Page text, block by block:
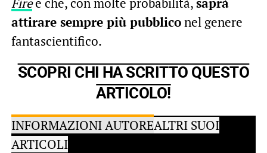
attirare sempre più pubbliconel genere
fantascientifico.
SCOPRI CHI HA SCRITTO QUESTO
ARTICOLO!
INFORMAZIONI AUTOREALTRI SUOI
ARTICOLI